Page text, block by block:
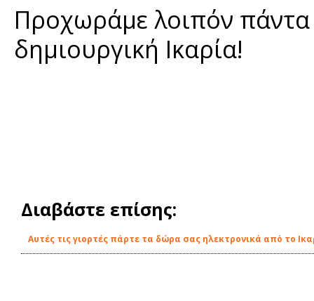
Προχωράμε λοιπόν
δημιουργική Ικαρία!
Διαβάστε επίσης:
Αυτές τις γιορτές πάρτε τα δώρα σας ηλεκτρονικά από το